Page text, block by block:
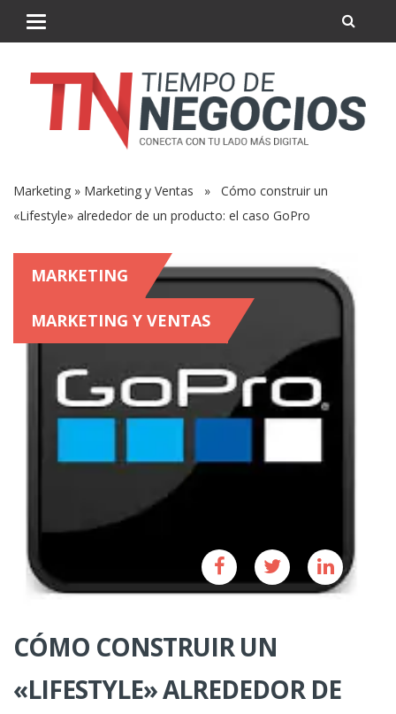
Marketing » Marketing y Ventas » Cómo construir un
«Lifestyle» alrededor de un producto: el caso GoPro
MARKETING
MARKETING Y VENTAS
CÓMO CONSTRUIR UN
«LIFESTYLE» ALREDEDOR DE